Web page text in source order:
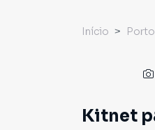
Início
Kitnet